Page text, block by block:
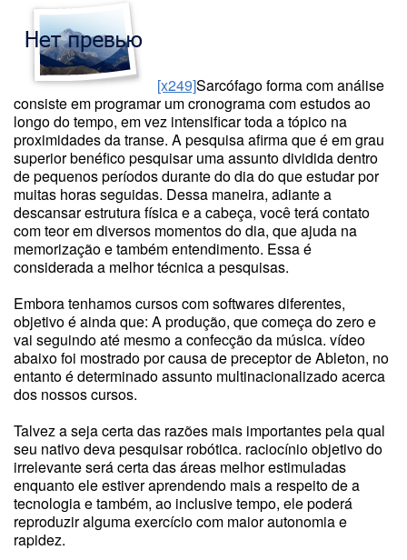
[x249]Sarcófago forma com análise
consiste em programar um cronograma com estudos ao
longo do tempo, em vez intensificar toda a tópico na
proximidades da transe. A pesquisa afirma que é em grau
superior benéfico pesquisar uma assunto dividida dentro
de pequenos períodos durante do dia do que estudar por
muitas horas seguidas. Dessa maneira, adiante a
descansar estrutura física e a cabeça, você terá contato
com teor em diversos momentos do dia, que ajuda na
memorização e também entendimento. Essa é
considerada a melhor técnica a pesquisas.
Embora tenhamos cursos com softwares diferentes,
objetivo é ainda que: A produção, que começa do zero e
vai seguindo até mesmo a confecção da música. vídeo
abaixo foi mostrado por causa de preceptor de Ableton, no
entanto é determinado assunto multinacionalizado acerca
dos nossos cursos.
Talvez a seja certa das razões mais importantes pela qual
seu nativo deva pesquisar robótica. raciocínio objetivo do
irrelevante será certa das áreas melhor estimuladas
enquanto ele estiver aprendendo mais a respeito de a
tecnologia e também, ao inclusive tempo, ele poderá
reproduzir alguma exercício com maior autonomia e
rapidez.